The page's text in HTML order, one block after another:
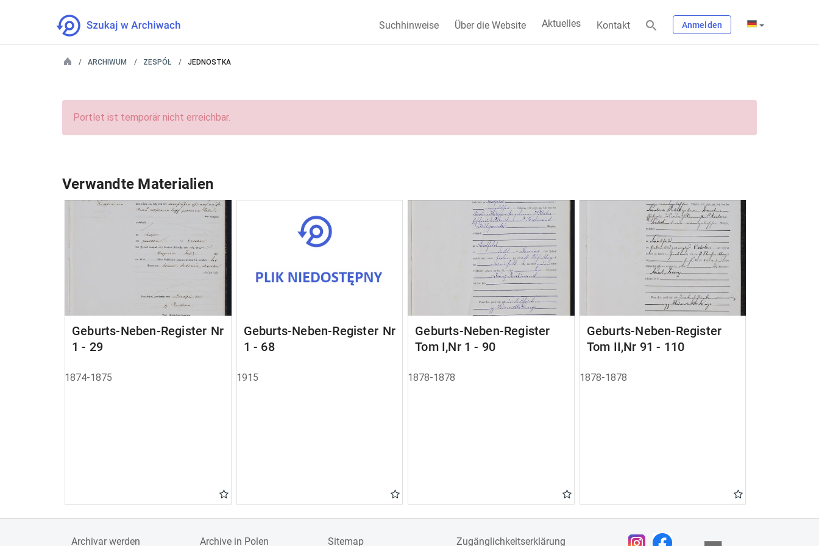
Suchhinweise Über die Website Aktuelles Kontakt Anmelden
ARCHIWUM ZESPÓŁ JEDNOSTKA
Portlet ist temporär nicht erreichbar.
Verwandte Materialien
Geburts-Neben-Register Nr
1 - 29
1874-1875
Geburts-Neben-Register Nr
1 - 68
1915
Geburts-Neben-Register
Tom I,Nr 1 - 90
1878-1878
Geburts-Neben-Register
Tom II,Nr 91 - 110
1878-1878
Archivar werden Archive in Polen Sitemap Zugänglichkeitserklärung